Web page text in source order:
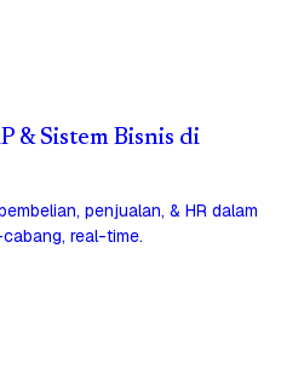
& Sistem Bisnis di
penjualan, & HR dalam
real-time.